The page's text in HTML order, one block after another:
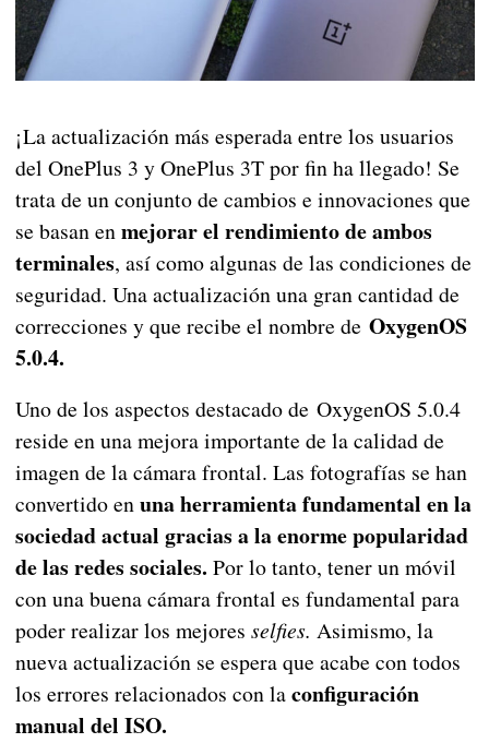
¡La actualización más esperada entre los usuarios
del OnePlus 3 y OnePlus 3T por fin ha llegado! Se
trata de un conjunto de cambios e innovaciones que
se basan enmejorar el rendimiento de ambos
terminales, así como algunas de las condiciones de
seguridad. Una actualización una gran cantidad de
correcciones y que recibe el nombre de OxygenOS
5.0.4.
Uno de los aspectos destacado de OxygenOS 5.0.4
reside en una mejora importante de la calidad de
imagen de la cámara frontal. Las fotografías se han
convertido enuna herramienta fundamental en la
sociedad actual gracias a la enorme popularidad
de las redes sociales. Por lo tanto, tener un móvil
con una buena cámara frontal es fundamental para
poder realizar los mejores selfies. Asimismo, la
nueva actualización se espera que acabe con todos
los errores relacionados con laconfiguración
manual del ISO.